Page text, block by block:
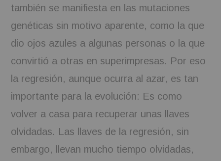
también se manifiesta en las mutaciones
genéticas sin motivo aparente, como la que
dio ojos azules a algunas personas o la que
convirtió a otras en superimpresas. Por eso
la regresión, aunque ocurra al azar, es tan
importante para la evolución: Es como
volver a casa para recuperar unas llaves
olvidadas. Las llaves de la regresión, sin
embargo, llevan mucho tiempo olvidadas,